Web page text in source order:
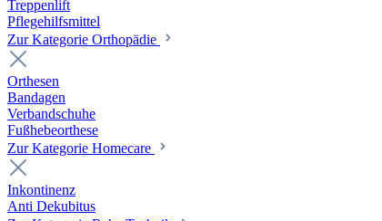
Treppenlift
Pflegehilfsmittel
Zur Kategorie Orthopädie
Orthesen
Bandagen
Verbandschuhe
Fußhebeorthese
Zur Kategorie Homecare
Inkontinenz
Anti Dekubitus